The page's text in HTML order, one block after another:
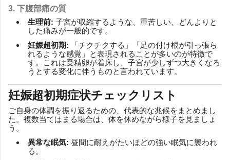
3. 下腹部痛の質
生理前: 子宮が収縮するような、重苦しい、どんよりと
した痛みが一般的です。
妊娠超初期: 「チクチクする」「足の付け根が引っ張ら
れるような感覚」と表現されることが多いのが特徴で
す。これは受精卵が着床し、子宮が少しずつ大きくなろ
うとする変化に伴うものと言われています。
妊娠超初期症状チェックリスト
ご自身の体調を振り返るための、代表的な兆候をまとめまし
た。複数当てはまる場合は、体を休めながら様子を見ましょ
う。
異常な眠気: 昼間に耐えがたいほどの強い眠気に襲われ
る。